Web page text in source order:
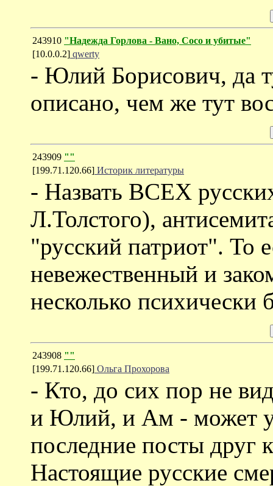
243910 "Надежда Горлова - Вано, Сосо и убитые"
[10.0.0.2] qwerty
- Юлий Борисович, да
описано, чем же тут
243909 ""
[199.71.120.66] Историк литературы
- Назвать ВСЕХ
Л.Толстого),
"русский патриот". То
невежественный и
несколько психически
243908 ""
[199.71.120.66] Ольга Прохорова
- Кто, до сих пор не
и Юлий, и Ам - может
последние посты друг
Настоящие русские